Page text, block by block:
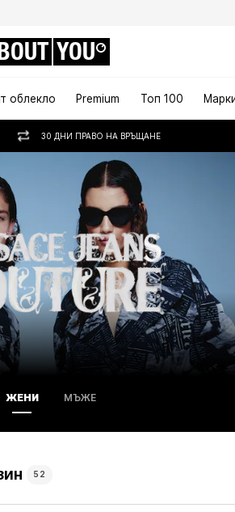
YOU
облекло Premium Топ 100
30 ДНИ ПРАВО НА ВРЪЩАНЕ
ЖЕНИ МЪЖЕ
52